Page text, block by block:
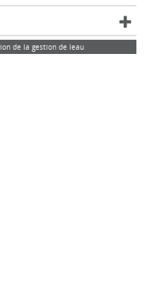
de la gestion de leau